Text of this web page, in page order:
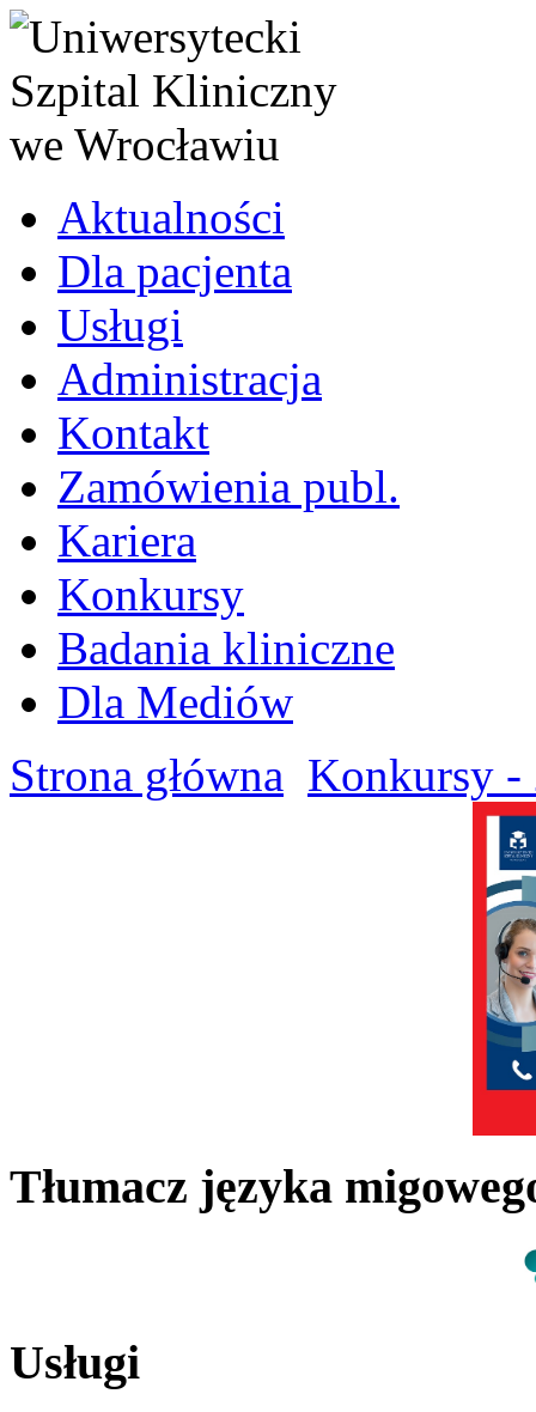
Aktualności
Dla pacjenta
Usługi
Administracja
Kontakt
Zamówienia publ.
Kariera
Konkursy
Badania kliniczne
Dla Mediów
Strona główna Konkursy -
Tłumacz języka
Usługi